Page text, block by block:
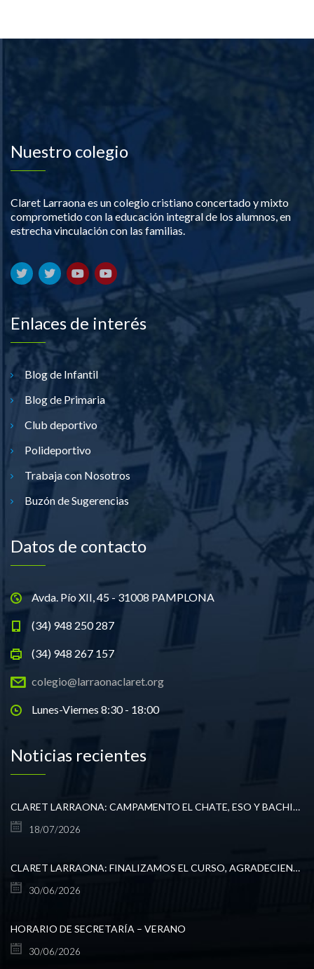
Nuestro colegio
Claret Larraona es un colegio cristiano concertado y mixto
comprometido con la educación integral de los alumnos, en
estrecha vinculación con las familias.
Enlaces de interés
Blog de Infantil
Blog de Primaria
Club deportivo
Polideportivo
Trabaja con Nosotros
Buzón de Sugerencias
Datos de contacto
Avda. Pío XII, 45 - 31008 PAMPLONA
(34) 948 250 287
(34) 948 267 157
colegio@larraonaclaret.org
Lunes-Viernes 8:30 - 18:00
Noticias recientes
CLARET LARRAONA: CAMPAMENTO EL CHATE, ESO Y BACHILLERATO
18/07/2026
CLARET LARRAONA: FINALIZAMOS EL CURSO, AGRADECIENDO TODO LO VIVIDO.
30/06/2026
HORARIO DE SECRETARÍA – VERANO
30/06/2026